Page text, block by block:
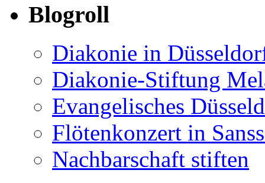
Blogroll
Diakonie in
Diakonie-Stiftung
Evangelisches
Flötenkonzert in
Nachbarschaft stiften